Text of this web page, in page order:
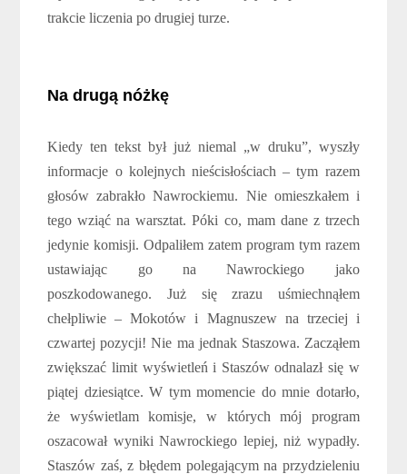
trakcie liczenia po drugiej turze.
Na drugą nóżkę
Kiedy ten tekst był już niemal „w druku”, wyszły
informacje o kolejnych nieścisłościach – tym razem
głosów zabrakło Nawrockiemu. Nie omieszkałem i
tego wziąć na warsztat. Póki co, mam dane z trzech
jedynie komisji. Odpaliłem zatem program tym razem
ustawiając go na Nawrockiego jako
poszkodowanego. Już się zrazu uśmiechnąłem
chełpliwie – Mokotów i Magnuszew na trzeciej i
czwartej pozycji! Nie ma jednak Staszowa. Zacząłem
zwiększać limit wyświetleń i Staszów odnalazł się w
piątej dziesiątce. W tym momencie do mnie dotarło,
że wyświetlam komisje, w których mój program
oszacował wyniki Nawrockiego lepiej, niż wypadły.
Staszów zaś, z błędem polegającym na przydzieleniu